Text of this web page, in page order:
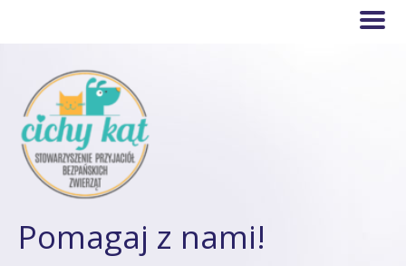
Pomagaj z nami!